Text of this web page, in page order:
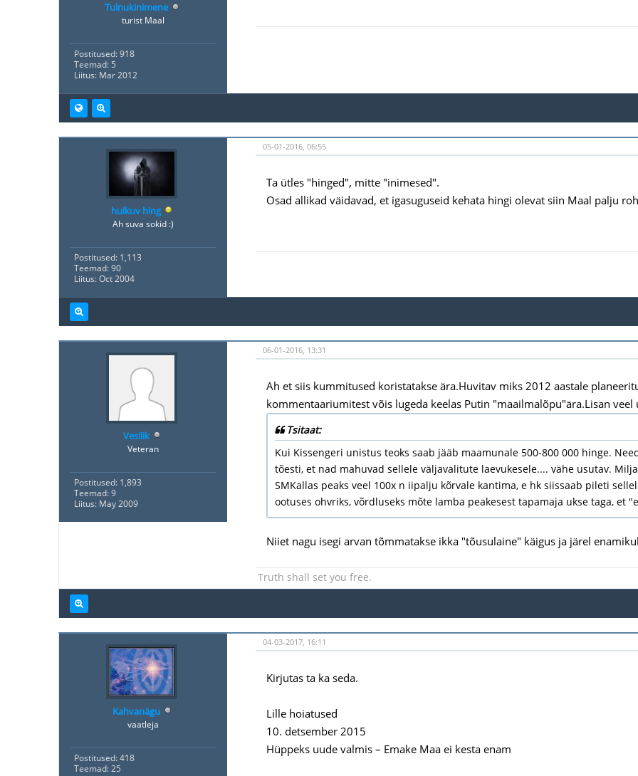
Tulnukinimene
turist Maal
Postitused: 918
Teemad: 5
Liitus: Mar 2012
hulkuv hing
Ah suva sokid :)
Postitused: 1,113
Teemad: 90
Liitus: Oct 2004
05-01-2016, 06:55
Ta ütles "hinged", mitte "inimesed".
Osad allikad väidavad, et igasuguseid kehata hingi olevat siin Maal palju
Vesilik
Veteran
Postitused: 1,893
Teemad: 9
Liitus: May 2009
06-01-2016, 13:31
Ah et siis kummitused koristatakse ära.Huvitav miks 2012 aastale
kommentaariumitest võis lugeda keelas Putin "maailmalõpu"ära.Lisan
Tsitaat:
Kui Kissengeri unistus teoks saab jääb maamunale 500-800 000 hinge.
tõesti, et nad mahuvad sellele väljavalitute laevukesele.... vähe usutav.
SMKallas peaks veel 100x n iipalju kõrvale kantima, e hk siissaab pileti
ootuses ohvriks, võrdluseks mõte lamba peakesest tapamaja ukse taga, et
Niiet nagu isegi arvan tõmmatakse ikka "tõusulaine" käigus ja järel
Truth shall set you free.
Kahvanägu
vaatleja
Postitused: 418
Teemad: 25
04-03-2017, 16:11
Kirjutas ta ka seda.
Lille hoiatused
10. detsember 2015
Hüppeks uude valmis – Emake Maa ei kesta enam